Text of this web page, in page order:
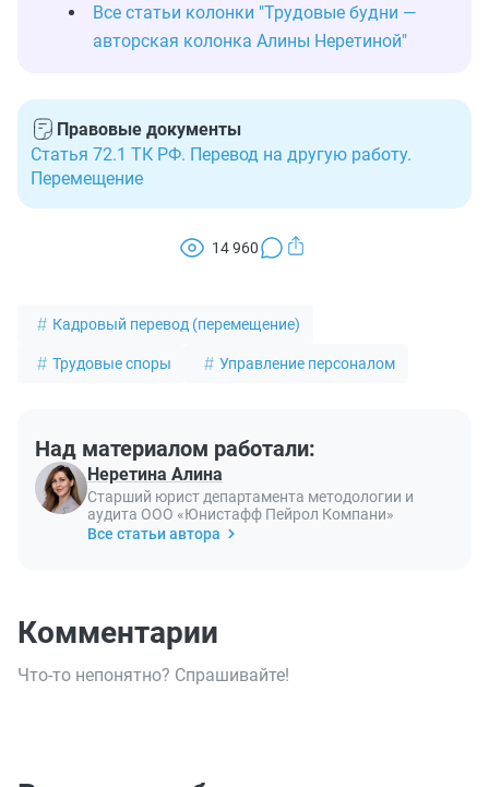
Все статьи колонки "Трудовые будни —
авторская колонка Алины Неретиной"
Правовые документы
Статья 72.1 ТК РФ. Перевод на другую работу.
Перемещение
14 960
Кадровый перевод (перемещение)
Трудовые споры Управление персоналом
Над материалом работали:
Неретина Алина
Старший юрист департамента методологии и
аудита ООО «Юнистафф Пейрол Компани»
Все статьи автора
Комментарии
Что-то непонятно? Спрашивайте!